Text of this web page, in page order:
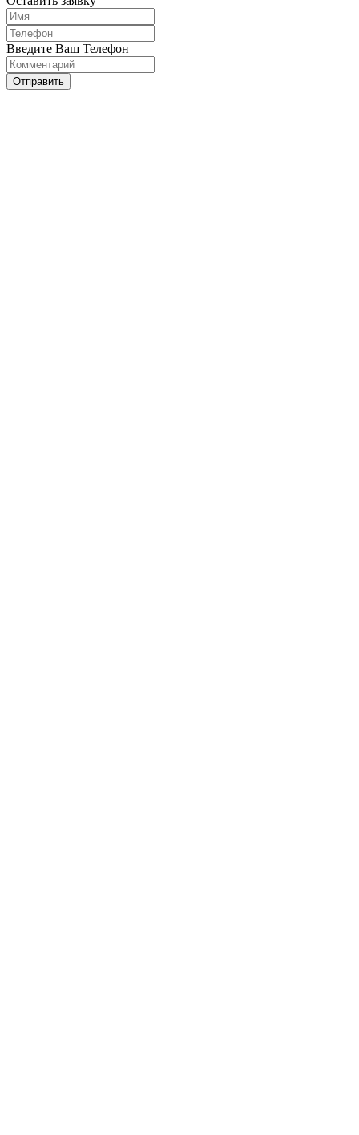
Введите Ваш Телефон
Отправить